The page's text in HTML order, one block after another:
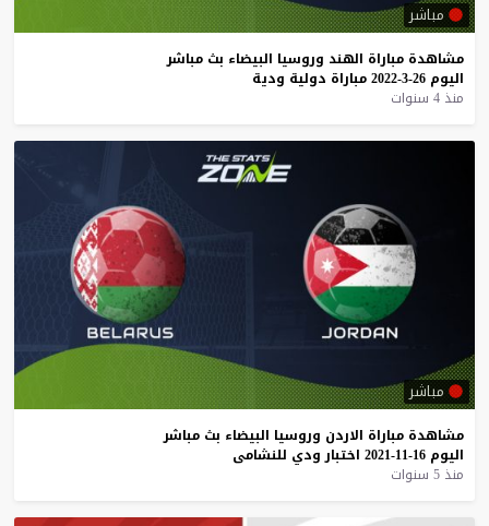
مباشر
مشاهدة مباراة الهند وروسيا البيضاء بث مباشر
اليوم 26-3-2022 مباراة دولية ودية
منذ 4 سنوات
مباشر
مشاهدة مباراة الاردن وروسيا البيضاء بث مباشر
اليوم 16-11-2021 اختبار ودي للنشامى
منذ 5 سنوات